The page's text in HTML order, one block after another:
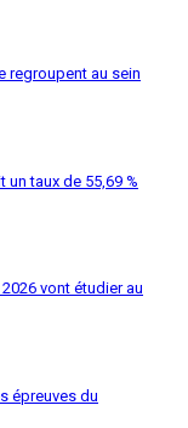
regroupent au sein
taux de 55,69 %
vont étudier au
épreuves du